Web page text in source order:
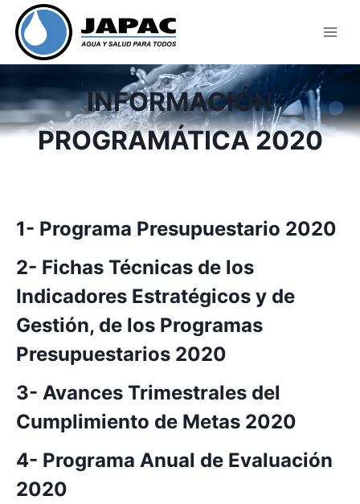
Skip
content
INFORMACIÓN
PROGRAMÁTICA 2020
1- Programa Presupuestario 2020
2- Fichas Técnicas de los
Indicadores Estratégicos y de
Gestión, de los Programas
Presupuestarios 2020
3- Avances Trimestrales del
Cumplimiento de Metas 2020
4- Programa Anual de Evaluación
2020